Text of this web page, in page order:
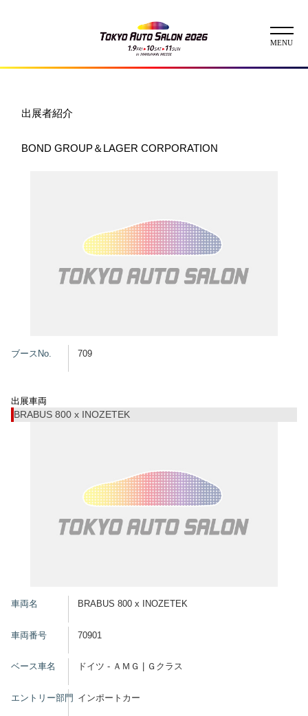
出展者
出展者一覧
展示車両一覧
開催概要
出展者紹介
BOND GROUP＆LAGER CORPORATION
ブースNo. 709
出展車両
BRABUS 800 x INOZETEK
車両名 BRABUS 800 x INOZETEK
車両番号 70901
ベース車名 ドイツ - ＡＭＧ | Ｇクラス
エントリー部門 インポートカー